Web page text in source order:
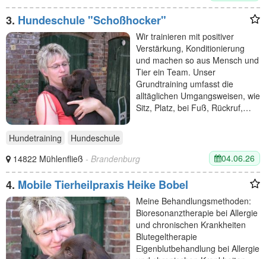
3. Hundeschule "Schoßhocker"
Wir trainieren mit positiver
Verstärkung, Konditionierung
und machen so aus Mensch und
Tier ein Team. Unser
Grundtraining umfasst die
alltäglichen Umgangsweisen, wie
Sitz, Platz, bei Fuß, Rückruf,…
Hundetraining
Hundeschule
14822 Mühlenfließ - Brandenburg 04.06.26
4. Mobile Tierheilpraxis Heike Bobel
Meine Behandlungsmethoden:
Bioresonanztherapie bei Allergie
und chronischen Krankheiten
Blutegeltherapie
Eigenblutbehandlung bei Allergie